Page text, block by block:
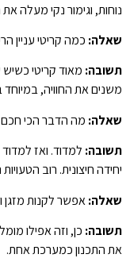
נוחות, וגימור נקי מעלה
שאלה: כמה קריטי עניין
תשובה: מאוד קריטי כשיש
משנים את החוויה,
שאלה: מה הדבר הכי חכם
תשובה: למדוד. ואז
יחידה חיצונית. רוב
שאלה:אפשר לקנות מזגן
תשובה: כן, וזה אפילו
את התכנון כמערכת אחת.